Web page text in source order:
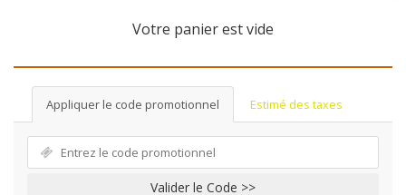
Votre panier est vide
Appliquer le code promotionnel Estimé des taxes
Valider le Code >>